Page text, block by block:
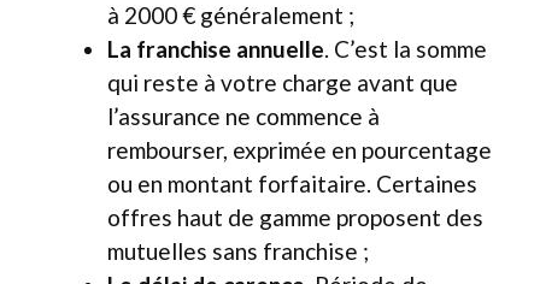
à 2000 € généralement ;
La franchise annuelle. C’est la somme
qui reste à votre charge avant que
l’assurance ne commence à
rembourser, exprimée en pourcentage
ou en montant forfaitaire. Certaines
offres haut de gamme proposent des
mutuelles sans franchise ;